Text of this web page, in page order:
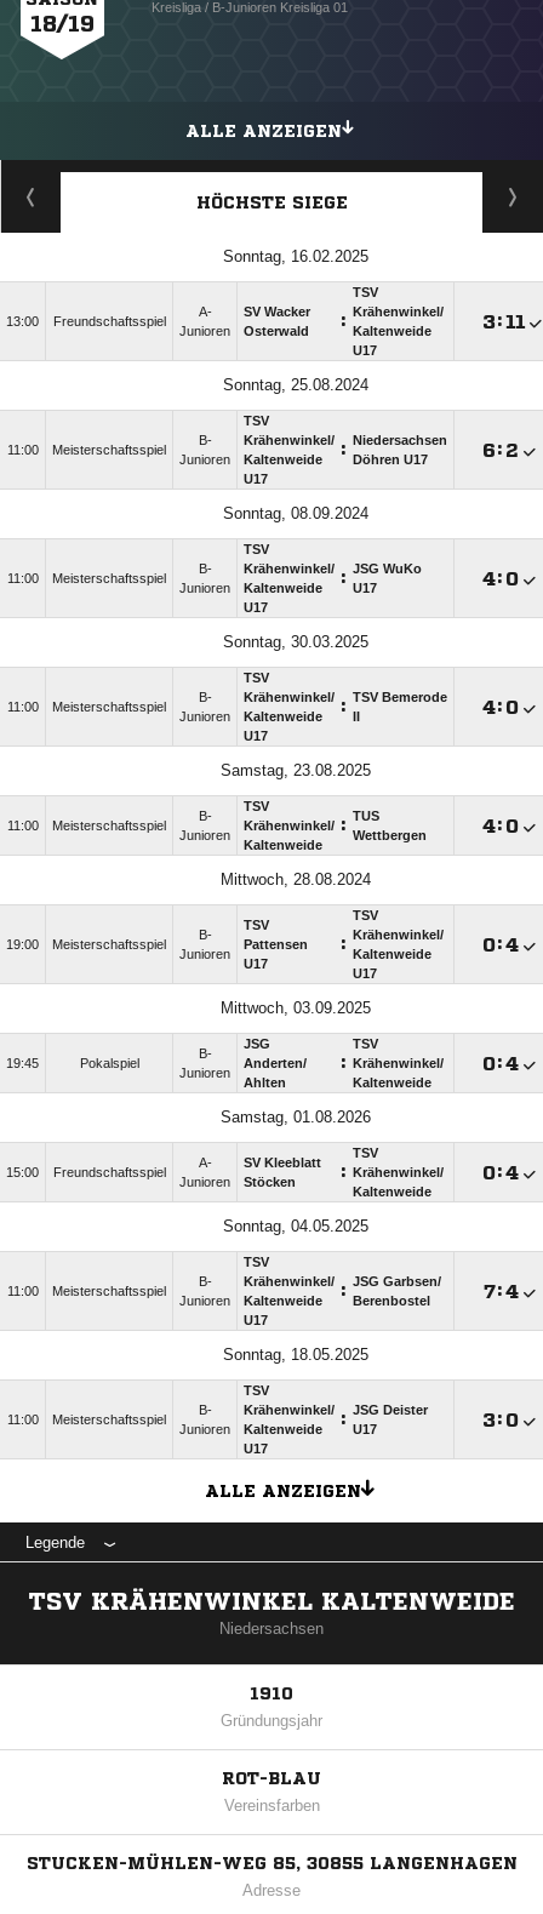
18/19
Kreisliga / B-Junioren Kreisliga 01
ALLE ANZEIGEN
HÖCHSTE SIEGE
Sonntag, 16.02.2025
13:00 Freundschaftsspiel
A-
Junioren
SV Wacker
Osterwald
:
TSV
Krähenwinkel/​
Kaltenweide
U17
:
Sonntag, 25.08.2024
11:00 Meisterschaftsspiel
B-
Junioren
TSV
Krähenwinkel/​
Kaltenweide
U17
:
Niedersachsen
Döhren U17
: 
Sonntag, 08.09.2024
11:00 Meisterschaftsspiel
B-
Junioren
TSV
Krähenwinkel/​
Kaltenweide
U17
: JSG WuKo
U17
: 
Sonntag, 30.03.2025
11:00 Meisterschaftsspiel
B-
Junioren
TSV
Krähenwinkel/​
Kaltenweide
U17
: TSV Bemerode
: 
Samstag, 23.08.2025
11:00 Meisterschaftsspiel
B-
Junioren
TSV
Krähenwinkel/​
Kaltenweide
: TUS
Wettbergen
: 
Mittwoch, 28.08.2024
19:00 Meisterschaftsspiel
B-
Junioren
TSV
Pattensen
U17
:
TSV
Krähenwinkel/​
Kaltenweide
U17
:
Mittwoch, 03.09.2025
19:45 Pokalspiel
B-
Junioren
JSG
Anderten/​
Ahlten
:
TSV
Krähenwinkel/​
Kaltenweide
:
Samstag, 01.08.2026
15:00 Freundschaftsspiel
A-
Junioren
SV Kleeblatt
Stöcken
:
TSV
Krähenwinkel/​
Kaltenweide
:
Sonntag, 04.05.2025
11:00 Meisterschaftsspiel
B-
Junioren
TSV
Krähenwinkel/​
Kaltenweide
U17
: JSG Garbsen/​
Berenbostel
:
Sonntag, 18.05.2025
11:00 Meisterschaftsspiel
B-
Junioren
TSV
Krähenwinkel/​
Kaltenweide
U17
: JSG Deister
U17
: 
ALLE ANZEIGEN
Legende
TSV KRÄHENWINKEL KALTENWEIDE
Niedersachsen
1910
Gründungsjahr
ROT-BLAU
Vereinsfarben
STUCKEN-MÜHLEN-WEG 85, 30855 LANGENHAGEN
Adresse